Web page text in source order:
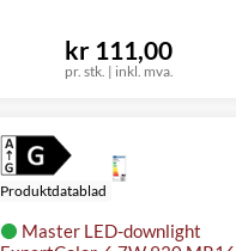
pr. stk. | inkl. mva.
kr 111,00
Master LED-downlight
Produktdatablad